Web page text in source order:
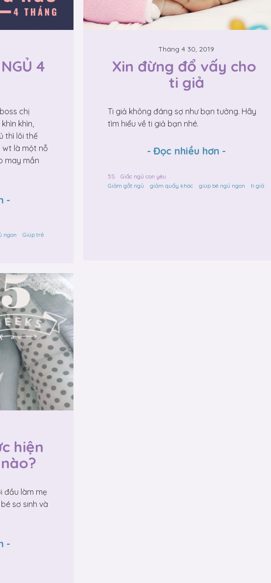
4
chị
khìn,
thì lôi thế
wt là một nỗ
may mắn
-
ngon
Giúp trẻ
Tháng 4 30, 2019
Xin đừng đổ vấy cho
ti giả
Ti giả không đáng sợ như bạn tưởng. Hãy
tìm hiểu về ti giả bạn nhé.
- Đọc nhiều hơn -
5S
Giấc ngủ con yêu
Giảm gắt ngủ
giảm quấy khóc giúp bé ngủ ngon ti giả
hiện
đầu làm mẹ
sơ sinh và
-